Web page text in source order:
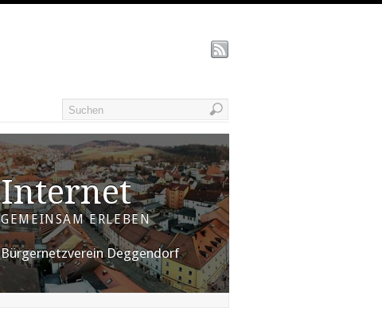
Internet
GEMEINSAM ERLEBEN
Bürgernetzverein Deggendorf